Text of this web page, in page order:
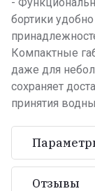
бортики
Компактные
даже для
сохраняет
принятия
Отзывы